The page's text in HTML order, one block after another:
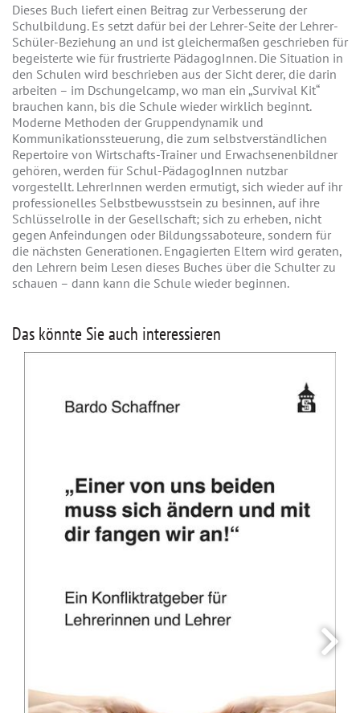
Dieses Buch liefert einen Beitrag zur Verbesserung der
Schulbildung. Es setzt dafür bei der Lehrer-Seite der Lehrer-
Schüler-Beziehung an und ist gleichermaßen geschrieben für
begeisterte wie für frustrierte PädagogInnen. Die Situation in
den Schulen wird beschrieben aus der Sicht derer, die darin
arbeiten – im Dschungelcamp, wo man ein „Survival Kit“
brauchen kann, bis die Schule wieder wirklich beginnt.
Moderne Methoden der Gruppendynamik und
Kommunikationssteuerung, die zum selbstverständlichen
Repertoire von Wirtschafts-Trainer und Erwachsenenbildner
gehören, werden für Schul-PädagogInnen nutzbar
vorgestellt. LehrerInnen werden ermutigt, sich wieder auf ihr
professionelles Selbstbewusstsein zu besinnen, auf ihre
Schlüsselrolle in der Gesellschaft; sich zu erheben, nicht
gegen Anfeindungen oder Bildungssaboteure, sondern für
die nächsten Generationen. Engagierten Eltern wird geraten,
den Lehrern beim Lesen dieses Buches über die Schulter zu
schauen – dann kann die Schule wieder beginnen.
Das könnte Sie auch interessieren